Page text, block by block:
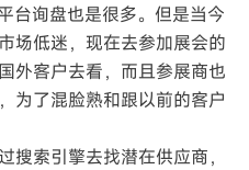
台询盘也是很多。但是当今
场低迷，现在去参加展会的
外客户去看，而且参展商也
为了混脸熟和跟以前的客户
搜索引擎去找潜在供应商，